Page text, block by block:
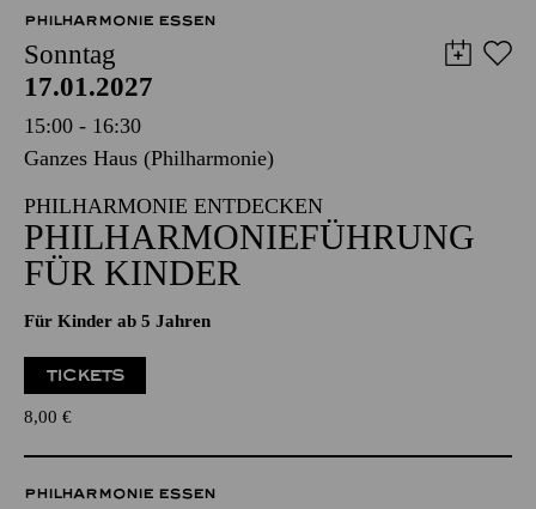
18,00€
PHILHARMONIE ESSEN
Sonntag
17.01.2027
15:00 - 16:30
Ganzes Haus (Philharmonie)
PHILHARMONIE ENTDECKEN
PHILHARMONIE­FÜHRUNG
Für Kinder ab 5 Jahren
8,00 €